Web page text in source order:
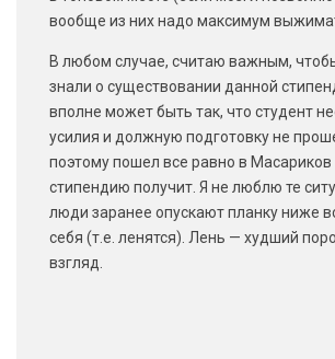
вообще из них надо максимум
В любом случае, считаю важным,
знали о существовании данной
вполне может быть так, что студент
усилия и должную подготовку не
поэтому пошел все равно в
стипендию получит. Я не люблю те
люди заранее опускают планку ниже
себя (т.е. ленятся). Лень — худший
взгляд.